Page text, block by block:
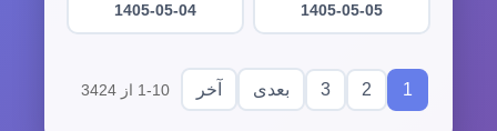
1405-05-05
1405-05-04
1
2
3 بعدی آخر 1-10 از 3424